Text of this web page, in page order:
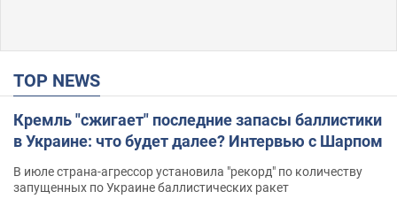
TOP NEWS
Кремль "сжигает" последние запасы баллистики
в Украине: что будет далее? Интервью с Шарпом
В июле страна-агрессор установила "рекорд" по количеству
запущенных по Украине баллистических ракет